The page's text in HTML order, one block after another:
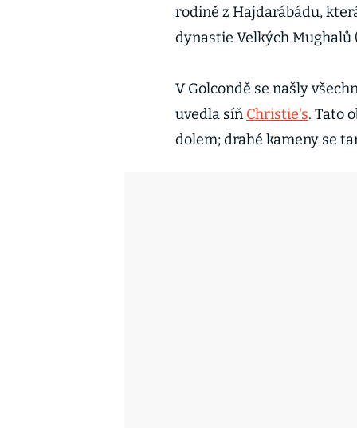
rodině z Hajdarábádu,
dynastie Velkých Mughalů
V Golcondě se našly
uvedla síň Christie's. Tato
dolem; drahé kameny se